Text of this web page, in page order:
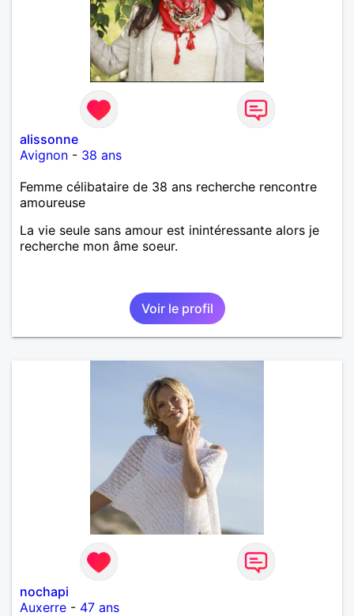
alissonne
Avignon - 38 ans
Femme célibataire de 38 ans recherche rencontre
amoureuse
La vie seule sans amour est inintéressante alors je
recherche mon âme soeur.
Voir le profil
nochapi
Auxerre - 47 ans